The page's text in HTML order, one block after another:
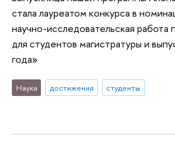
стала лауреатом конкурса в
научно-исследовательская работа
для студентов магистратуры и
года»
Наука достижения студенты